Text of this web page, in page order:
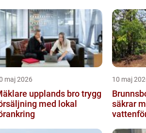
maj 2026
upplands bro trygg
med lokal
10 maj
säkrar